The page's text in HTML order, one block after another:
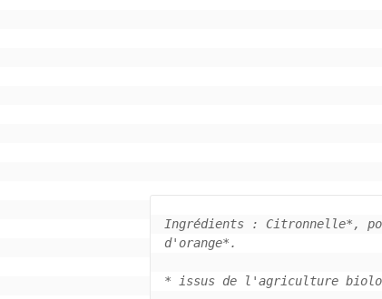
Ingrédients : Citronnelle*,
d'orange*.
* issus de l'agriculture